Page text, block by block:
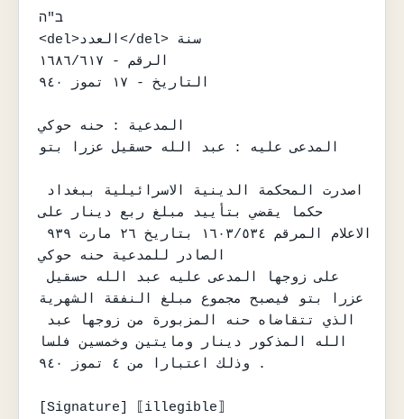
ב"ה
<del>العدد</del> سنة
الرقم - ١٦٨٦/٦١٧
التاريخ - ١٧ تموز ٩٤٠
المدعية : حنه حوكي
المدعى عليه : عبد الله حسقيل عزرا بتو
حكما يقضي بتأييد مبلغ ربع دينار على
الصادر للمدعية حنه حوكي
على زوجها المدعى عليه عبد الله حسقيل
عزرا بتو فيصبح مجموع مبلغ النفقة الشهرية
الله المذكور دينار ومايتين وخمسين فلسا
وذلك اعتبارا من ٤ تموز ٩٤٠ .
[Signature] ⟦illegible⟧